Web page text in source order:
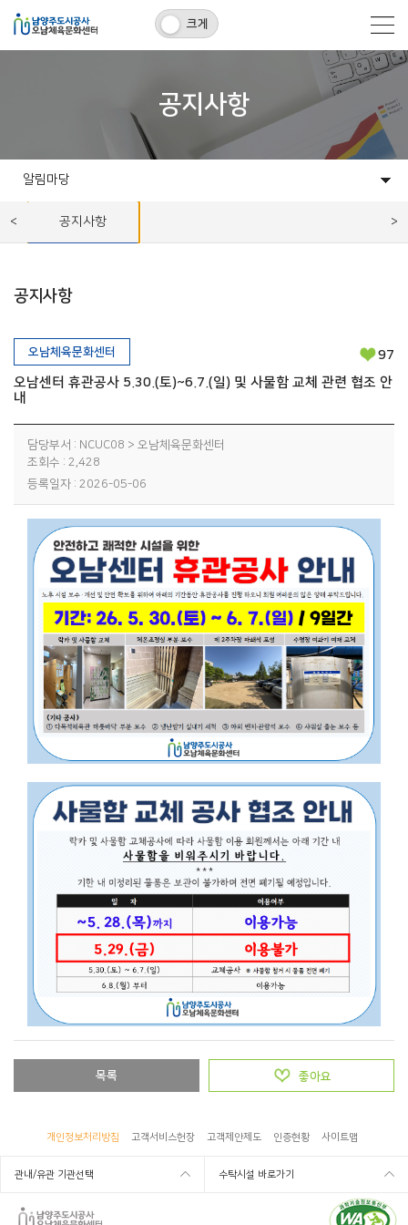
크게
공지사항
알림마당
센터소개
프로그램
시설대관
고객센터
알림마당공지사항
공지사항
오남체육문화센터
오남센터 휴관공사 5.30.(토)~6.7.(일) 및 사물함 교체 관련 협조 안
내
97
담당부서 : NCUC08 > 오남체육문화센터
조회수 : 2,428
등록일자 : 2026-05-06
목록 좋아요
개인정보처리방침 고객서비스헌장 고객제안제도 인증현황 사이트맵
관내/유관 기관선택 수탁시설 바로가기